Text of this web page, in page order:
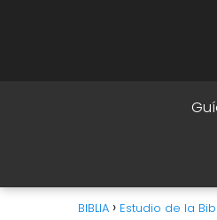
BIBLIA Estudio de la